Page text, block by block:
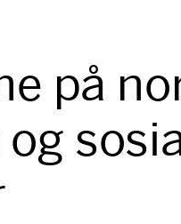
på